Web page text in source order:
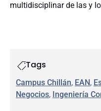
multidisciplinar de las y
Tags
Campus Chillán, EAN,
Negocios, Ingeniería